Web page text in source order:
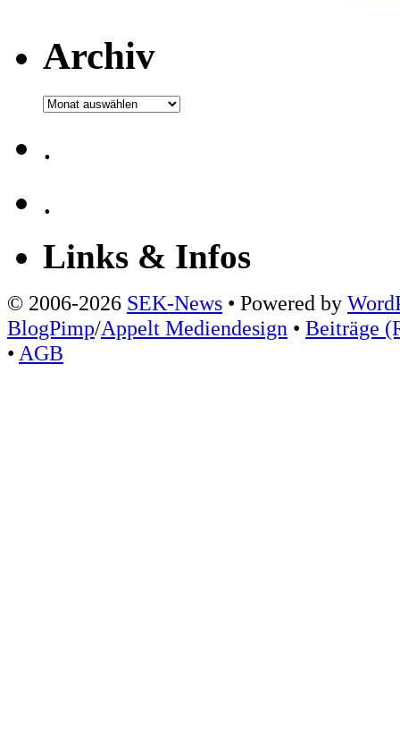
Archiv
Archiv
.
.
Links & Infos
© 2006-2026 SEK-News • Powered by
BlogPimp/Appelt Mediendesign • Beiträge
• AGB